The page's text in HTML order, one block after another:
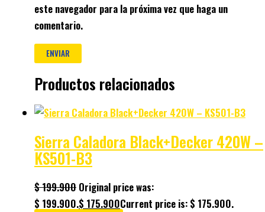
este navegador para la próxima vez que haga un
comentario.
Productos relacionados
Sierra Caladora Black+Decker 420W –
KS501-B3
$199.900 Original price was:
$ 199.900.$ 175.900Current price is: $ 175.900.